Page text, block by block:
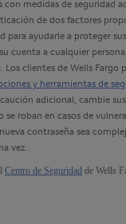
con medidas de seguridad
de dos factores
para ayudarle a proteger
cuenta a cualquier
Los clientes deWells Fargo
y herramientas de
adicional, cambie
se roban en casos de
contraseña sea
vez.
Centro de Seguridad de Wells